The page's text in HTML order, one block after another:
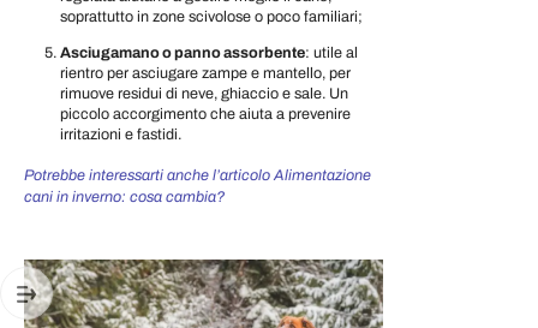
soprattutto in zone scivolose o poco familiari;
Asciugamano o panno assorbente: utile al
rientro per asciugare zampe e mantello, per
rimuove residui di neve, ghiaccio e sale. Un
piccolo accorgimento che aiuta a prevenire
irritazioni e fastidi.
Potrebbe interessarti anche l’articolo Alimentazione
cani in inverno: cosa cambia?